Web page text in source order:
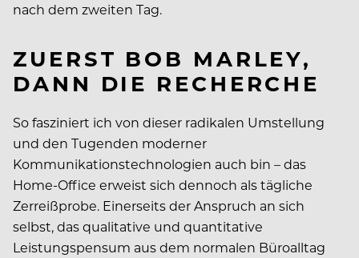
nach dem zweiten Tag.
ZUERST BOB MARLEY,
DANN DIE RECHERCHE
So fasziniert ich von dieser radikalen Umstellung
und den Tugenden moderner
Kommunikationstechnologien auch bin – das
Home-Office erweist sich dennoch als tägliche
Zerreißprobe. Einerseits der Anspruch an sich
selbst, das qualitative und quantitative
Leistungspensum aus dem normalen Büroalltag